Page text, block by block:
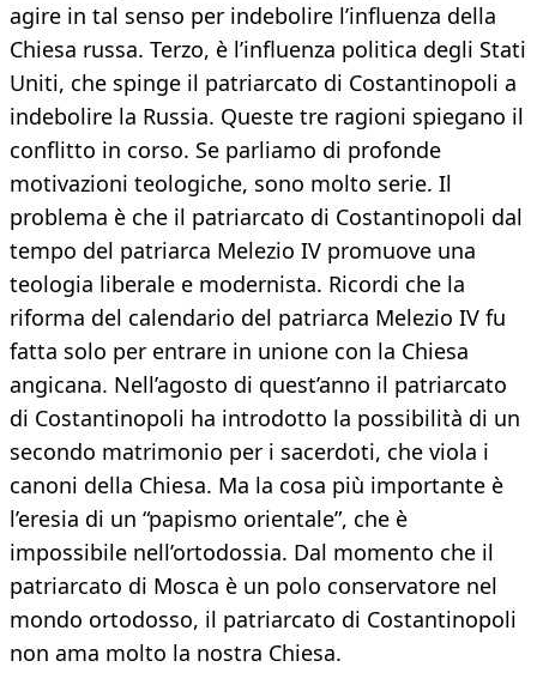
agire in tal senso per indebolire l’influenza della
Chiesa russa. Terzo, è l’influenza politica degli Stati
Uniti, che spinge il patriarcato di Costantinopoli a
indebolire la Russia. Queste tre ragioni spiegano il
conflitto in corso. Se parliamo di profonde
motivazioni teologiche, sono molto serie. Il
problema è che il patriarcato di Costantinopoli dal
tempo del patriarca Melezio IV promuove una
teologia liberale e modernista. Ricordi che la
riforma del calendario del patriarca Melezio IV fu
fatta solo per entrare in unione con la Chiesa
angicana. Nell’agosto di quest’anno il patriarcato
di Costantinopoli ha introdotto la possibilità di un
secondo matrimonio per i sacerdoti, che viola i
canoni della Chiesa. Ma la cosa più importante è
l’eresia di un “papismo orientale”, che è
impossibile nell’ortodossia. Dal momento che il
patriarcato di Mosca è un polo conservatore nel
mondo ortodosso, il patriarcato di Costantinopoli
non ama molto la nostra Chiesa.